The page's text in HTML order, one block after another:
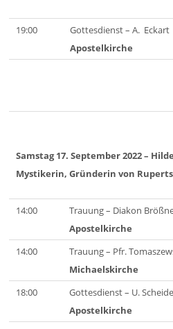
19:00
Gottesdienst – A. Eckart
Apostelkirche
Samstag 17. September 2022–
Mystikerin, Gründerin von
14:00
Trauung – Diakon
Apostelkirche
14:00
Trauung – Pfr.
Michaelskirche
18:00
Gottesdienst – U.
Apostelkirche